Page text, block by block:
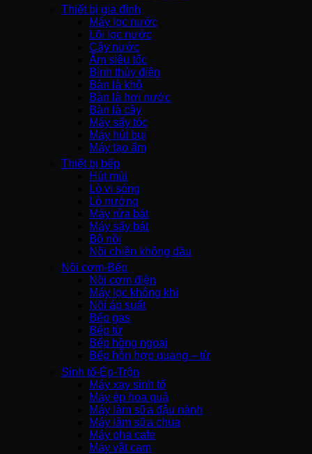
Thiết bị gia đình
Máy lọc nước
Lõi lọc nước
Cây nước
Ấm siêu tốc
Bình thủy điện
Bàn là khô
Bàn là hơi nước
Bàn là cây
Máy sấy tóc
Máy hút bụi
Máy tạo ẩm
Thiết bị bếp
Hút mùi
Lò vi sóng
Lò nướng
Máy rửa bát
Máy sấy bát
Bộ nồi
Nồi chiên không dầu
Nồi cơm-Bếp
Nồi cơm điện
Máy lọc không khí
Nồi áp suất
Bếp gas
Bếp từ
Bếp hồng ngoại
Bếp hỗn hợp quang – từ
Sinh tố-Ép-Trộn
Máy xay sinh tố
Máy ép hoa quả
Máy làm sữa đậu nành
Máy làm sữa chua
Máy pha cafe
Máy vắt cam